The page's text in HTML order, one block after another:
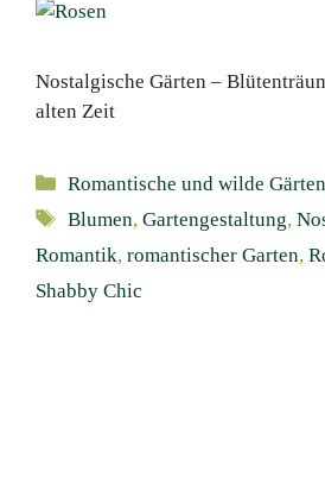
Nostalgische Gärten –
alten Zeit
Kategorien
Romantische und wilde Gärten
Schlagwörter
Blumen,Gartengestaltung,
Romantik, romantischer Garten,
Shabby Chic